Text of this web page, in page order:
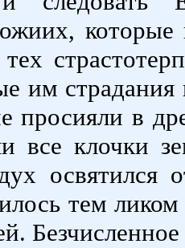
им
просияли в
все клочки
тем